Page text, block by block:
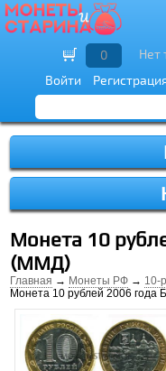
Войти
0 Нет
Монета 10
(ММД)
Главная → Монеты РФ → 10-
Монета 10 рублей 2006 года